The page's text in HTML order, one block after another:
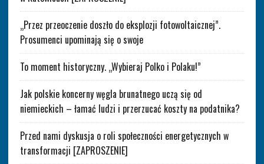
„Przez przeoczenie doszło do eksplozji fotowoltaicznej”.
Prosumenci upominają się o swoje
To moment historyczny. „Wybieraj Polko i Polaku!”
Jak polskie koncerny węgla brunatnego uczą się od
niemieckich – łamać ludzi i przerzucać koszty na podatnika?
Przed nami dyskusja o roli społeczności energetycznych w
transformacji [ZAPROSZENIE]